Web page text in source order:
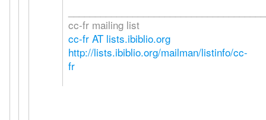
cc-fr mailing list
cc-fr AT lists.ibiblio.org
http://lists.ibiblio.org/mailman/listinfo/cc-
fr